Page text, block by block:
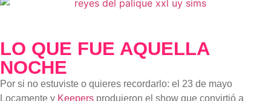
LO QUE FUE AQUELLA
NOCHE
Por si no estuviste o quieres recordarlo: el 23 de mayo
Locamente y Keepers produjeron el show que convirtió a